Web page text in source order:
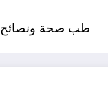
طب صحة ونصائح